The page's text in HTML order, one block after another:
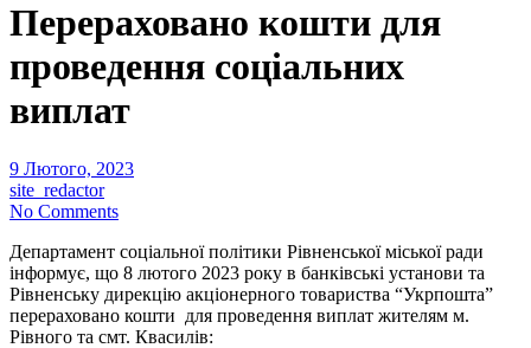
Перераховано кошти для
проведення соціальних
виплат
9 Лютого, 2023
site_redactor
No Comments
Департамент соціальної політики Рівненської міської ради
інформує, що 8 лютого 2023 року в банківські установи та
Рівненську дирекцію акціонерного товариства “Укрпошта”
перераховано кошти для проведення виплат жителям м.
Рівного та смт. Квасилів: